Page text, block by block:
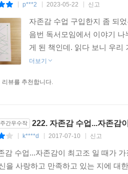
기 쓰기〉 〈나를 위한 선물 고르기
과 이별 계획 세우기〉 〈자기 자신
건 …… 구나”라고 말하기〉 〈‘사는
한다. 이 훈련에는 매우 인상적인
이해시키고 설득해낸다는 점이다.
이끈다. 책을 읽으면서 강력한 신뢰
건 부모님 때문? 칭찬 많이 받은 아이
공허감만 키우고, 자존감은 부모에
알고 있는 자존감에 대한 오류와 편견
p***2 2023-05-22 신고
자존감 수업 구입한지 좀 되
음번 독서모임에서 이야기
게 된 책인데. 읽다 보니 우리
더보기
리뷰를 추천합니다.
주간우수작 222. 자존감 수업...자존감
k****d 2017-07-10 신고
감 수업...자존감이 최고조 일 때가
을 사랑하고 만족하고 있는 지에 대